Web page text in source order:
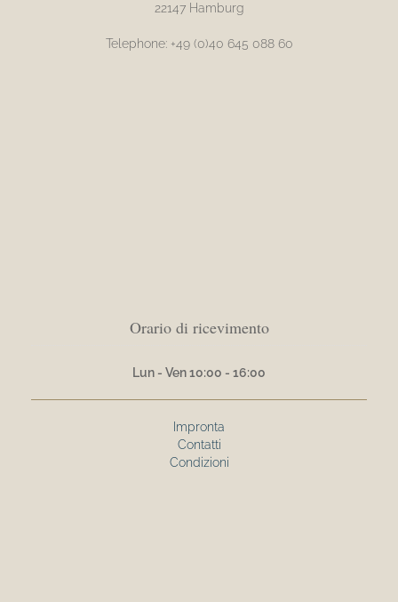
22147 Hamburg
Telephone: +49 (0)40 645 088 60
Orario di ricevimento
Lun - Ven 10:00 - 16:00
Impronta
Contatti
Condizioni